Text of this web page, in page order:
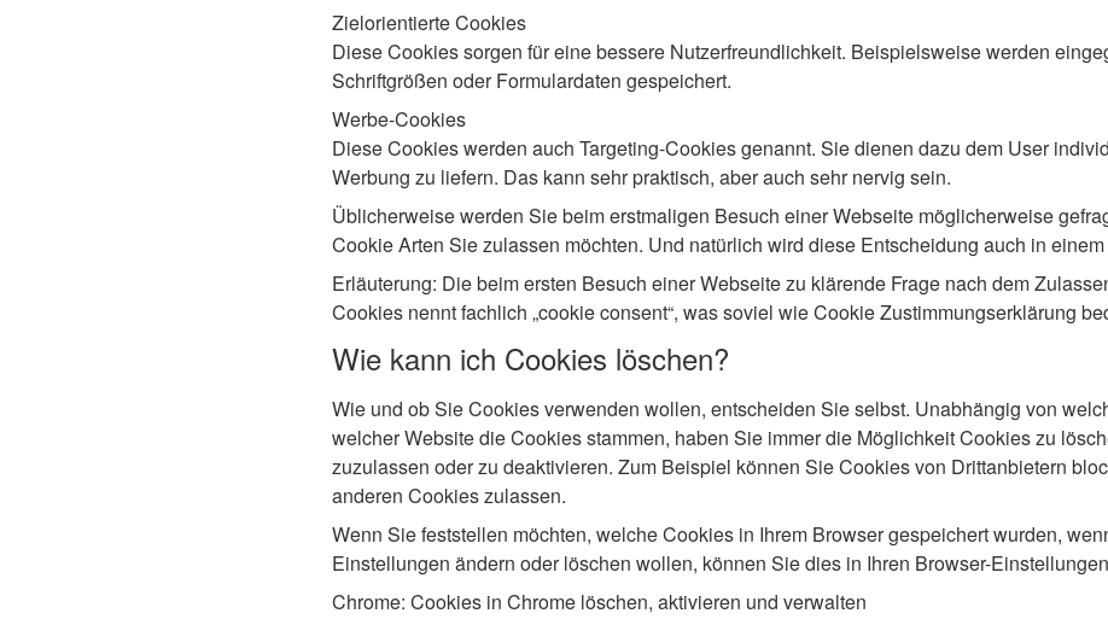
Zielorientierte Cookies
Diese Cookies sorgen für eine bessere Nutzerfreundlichkeit. Beispielsweise werden
Schriftgrößen oder Formulardaten gespeichert.
Werbe-Cookies
Diese Cookies werden auch Targeting-Cookies genannt. Sie dienen dazu dem User
Werbung zu liefern. Das kann sehr praktisch, aber auch sehr nervig sein.
Üblicherweise werden Sie beim erstmaligen Besuch einer Webseite möglicherweise
Cookie Arten Sie zulassen möchten. Und natürlich wird diese Entscheidung auch in
Erläuterung: Die beim ersten Besuch einer Webseite zu klärende Frage nach dem
Cookies nennt fachlich „cookie consent“, was soviel wie Cookie Zustimmungserklärung
Wie kann ich Cookies löschen?
Wie und ob Sie Cookies verwenden wollen, entscheiden Sie selbst. Unabhängig von
welcher Website die Cookies stammen, haben Sie immer die Möglichkeit Cookies zu
zuzulassen oder zu deaktivieren. Zum Beispiel können Sie Cookies von Drittanbietern
anderen Cookies zulassen.
Wenn Sie feststellen möchten, welche Cookies in Ihrem Browser gespeichert wurden,
Einstellungen ändern oder löschen wollen, können Sie dies in Ihren Browser-
Chrome: Cookies in Chrome löschen, aktivieren und verwalten